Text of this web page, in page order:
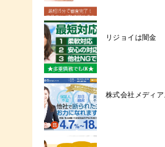
リジョイは闇金
株式会社メディ